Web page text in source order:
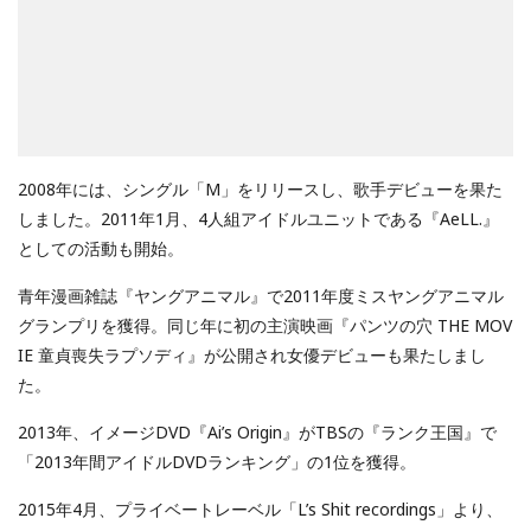
2008年には、シングル「M」をリリースし、歌手デビューを果た
しました。2011年1月、4人組アイドルユニットである『AeLL.』
としての活動も開始。
青年漫画雑誌『ヤングアニマル』で2011年度ミスヤングアニマル
グランプリを獲得。同じ年に初の主演映画『パンツの穴 THE MOV
IE 童貞喪失ラプソディ』が公開され女優デビューも果たしまし
た。
2013年、イメージDVD『Ai’s Origin』がTBSの『ランク王国』で
「2013年間アイドルDVDランキング」の1位を獲得。
2015年4月、プライベートレーベル「L’s Shit recordings」より、